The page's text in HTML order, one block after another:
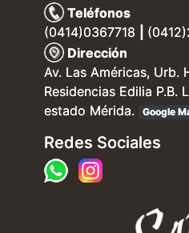
Teléfonos
(0414)0367718
Dirección
Av. Las Américas, Urb.
Residencias Edilia P.B.
estado Mérida.
Google
Redes Sociales